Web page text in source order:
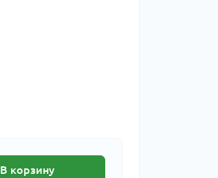
В корзину